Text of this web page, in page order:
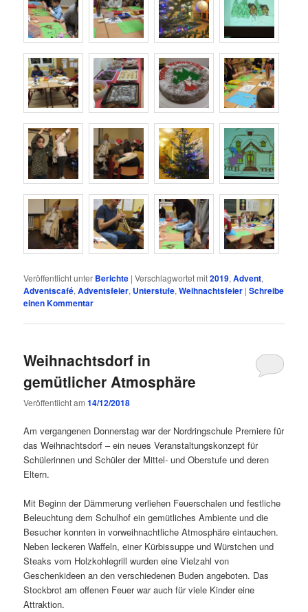
Veröffentlicht unter Berichte |Verschlagwortet mit2019,Advent,
Adventscafé,Adventsfeier, Unterstufe,Weihnachtsfeier |Schreibe
einen Kommentar
Weihnachtsdorf in
gemütlicher Atmosphäre
Veröffentlicht am14/12/2018
Am vergangenen Donnerstag war der Nordringschule Premiere für
das Weihnachtsdorf – ein neues Veranstaltungskonzept für
Schülerinnen und Schüler der Mittel- und Oberstufe und deren
Eltern.
Mit Beginn der Dämmerung verliehen Feuerschalen und festliche
Beleuchtung dem Schulhof ein gemütliches Ambiente und die
Besucher konnten in vorweihnachtliche Atmosphäre eintauchen.
Neben leckeren Waffeln, einer Kürbissuppe und Würstchen und
Steaks vom Holzkohlegrill wurden eine Vielzahl von
Geschenkideen an den verschiedenen Buden angeboten. Das
Stockbrot am offenen Feuer war auch für viele Kinder eine
Attraktion.